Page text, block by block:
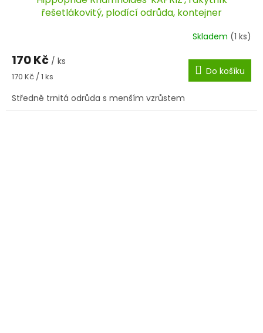
řešetlákovitý, plodící odrůda, kontejner
Skladem (1 ks)
170 Kč / ks
Měrná
170 Kč / 1 ks Do košíku
Středně trnitá odrůda s menším vzrůstem